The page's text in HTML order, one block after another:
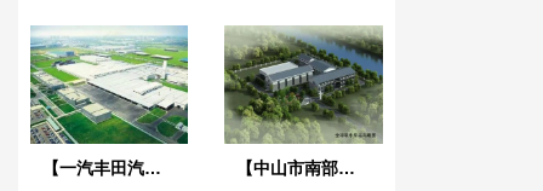
【一汽丰田汽车】弹簧减震器合同 【中山市南部三镇取水口上移工程】橡胶接头合同